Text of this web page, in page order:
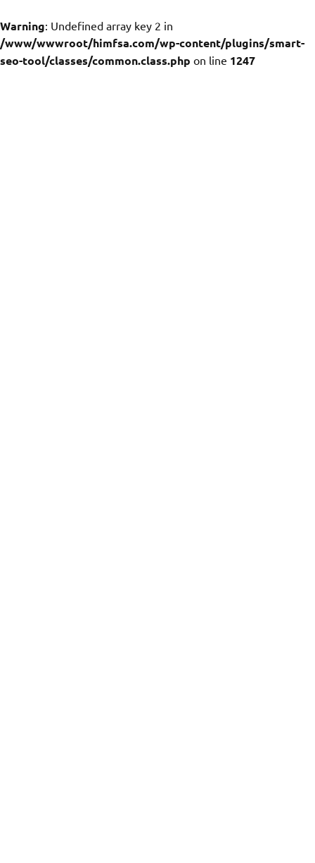
Warning: Undefined array key 2 in
/www/wwwroot/himfsa.com/wp-content/plugins/smart-
seo-tool/classes/common.class.php on line 1247